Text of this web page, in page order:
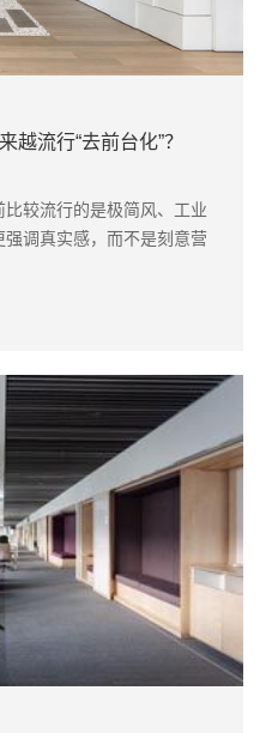
越流行“去前台化”？
较流行的是极简风、工业
调真实感，而不是刻意营